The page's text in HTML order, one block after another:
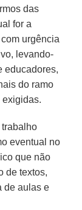
das
for a
urgência
levando-
educadores,
do ramo
exigidas.
trabalho
eventual no
que não
de textos,
de aulas e